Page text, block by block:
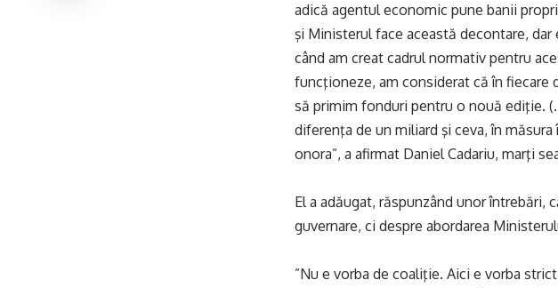
adică agentul economic pune banii
şi Ministerul face această decontare,
când am creat cadrul normativ pentru
funcţioneze, am considerat că în fiecare
să primim fonduri pentru o nouă ediţie.
diferenţa de un miliard şi ceva, în
onora”, a afirmat Daniel Cadariu, marţi
El a adăugat, răspunzând unor
guvernare, ci despre abordarea
”Nu e vorba de coaliţie. Aici e vorba